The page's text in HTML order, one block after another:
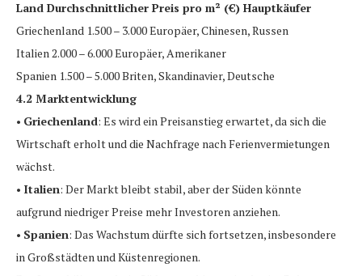
Land Durchschnittlicher Preis pro m² (€) Hauptkäufer
Griechenland 1.500 – 3.000 Europäer, Chinesen, Russen
Italien 2.000 – 6.000 Europäer, Amerikaner
Spanien 1.500 – 5.000 Briten, Skandinavier, Deutsche
4.2 Marktentwicklung
• Griechenland: Es wird ein Preisanstieg erwartet, da sich die
Wirtschaft erholt und die Nachfrage nach Ferienvermietungen
wächst.
• Italien: Der Markt bleibt stabil, aber der Süden könnte
aufgrund niedriger Preise mehr Investoren anziehen.
• Spanien: Das Wachstum dürfte sich fortsetzen, insbesondere
in Großstädten und Küstenregionen.